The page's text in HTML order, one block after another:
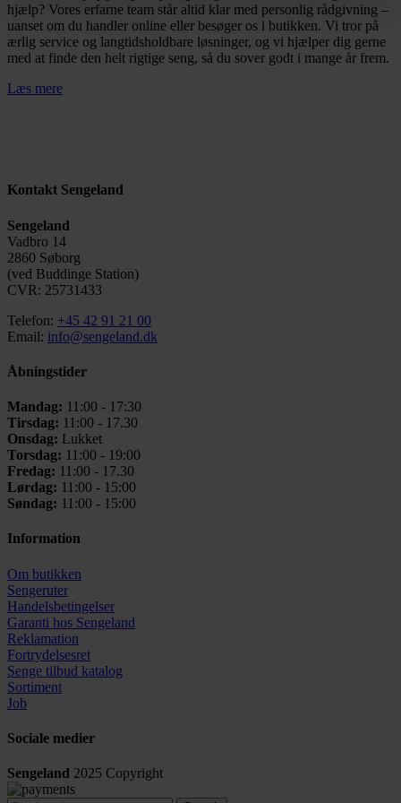
hjælp? Vores erfarne team står altid klar med personlig rådgivning –
uanset om du handler online eller besøger os i butikken. Vi tror på
ærlig service og langtidsholdbare løsninger, og vi hjælper dig gerne
med at finde den helt rigtige seng, så du sover godt i mange år frem.
Læs mere
Kontakt Sengeland
Sengeland
Vadbro 14
2860 Søborg
(ved Buddinge Station)
CVR: 25731433
Telefon: +45 42 91 21 00
Email: info@sengeland.dk
Åbningstider
Mandag: 11:00 - 17:30
Tirsdag: 11:00 - 17.30
Onsdag: Lukket
Torsdag: 11:00 - 19:00
Fredag: 11:00 - 17.30
Lørdag: 11:00 - 15:00
Søndag: 11:00 - 15:00
Information
Om butikken
Sengeruter
Handelsbetingelser
Garanti hos Sengeland
Reklamation
Fortrydelsesret
Senge tilbud katalog
Sortiment
Job
Sociale medier
Sengeland 2025 Copyright